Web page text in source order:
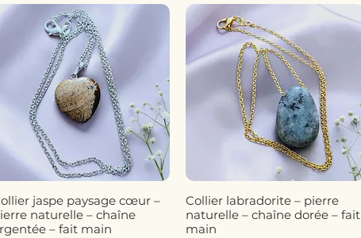
Aperçu rapide
jaspe paysage cœur –
naturelle – chaîne
– fait main
Aperçu rapide
Collier labradorite – pierre
naturelle – chaîne dorée – fait
main